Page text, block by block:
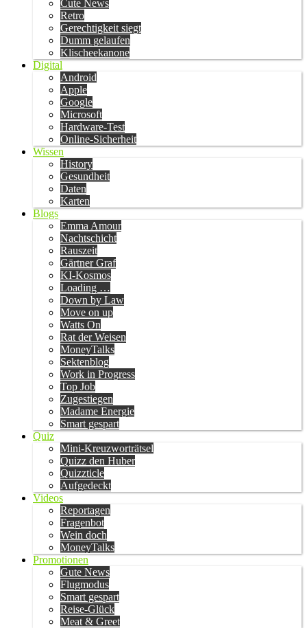
Cute News
Retro
Gerechtigkeit siegt
Dumm gelaufen
Klischeekanone
Digital
Android
Apple
Google
Microsoft
Hardware-Test
Online-Sicherheit
Wissen
History
Gesundheit
Daten
Karten
Blogs
Emma Amour
Nachtschicht
Rauszeit
Gärtner Graf
KI-Kosmos
Loading …
Down by Law
Move on up
Watts On
Rat der Weisen
MoneyTalks
Sektenblog
Work in Progress
Top Job
Zugestiegen
Madame Energie
Smart gespart
Quiz
Mini-Kreuzworträtsel
Quizz den Huber
Quizzticle
Aufgedeckt
Videos
Reportagen
Fragenbot
Wein doch
MoneyTalks
Promotionen
Gute News
Flugmodus
Smart gespart
Reise-Glück
Meat & Greet